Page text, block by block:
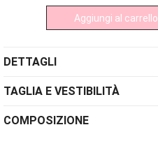
Aggiungi al carrello
DETTAGLI
TAGLIA E VESTIBILITÀ
COMPOSIZIONE